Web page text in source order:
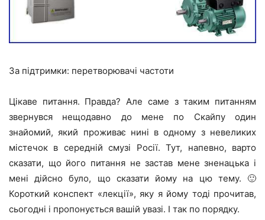
За підтримки: перетворювачі частоти
Цікаве питання. Правда? Але саме з таким питанням
звернувся нещодавно до мене по Скайпу один
знайомий, який проживає нині в одному з невеликих
містечок в середній смузі Росії. Тут, напевно, варто
сказати, що його питання не застав мене зненацька і
мені дійсно було, що сказати йому на цю тему. 🙂
Короткий конспект «лекції», яку я йому тоді прочитав,
сьогодні і пропонується вашій увазі. І так по порядку.